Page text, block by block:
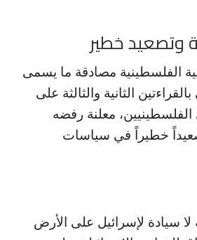
وتصعيد خطير
الفلسطينية مصادقة ما يسمى
الثانية والثالثة على
معلنة رفضه
خطيراً في سياسات
لا سيادة لإسرائيل على الأرض